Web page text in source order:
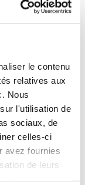
le contenu
relatives aux
Nous
l'utilisation de
sociaux, de
celles-ci
avez fournies
de leurs
pour le lanceur
(…) On ne
par
l’usine
Babakine,
réservoirs ».
improbable »
ans